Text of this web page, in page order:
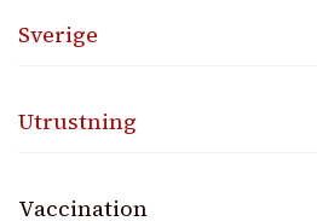
Sverige
Utrustning
Vaccination